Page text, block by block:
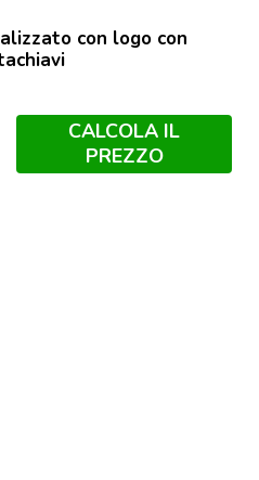
con logo con
CALCOLA IL
PREZZO